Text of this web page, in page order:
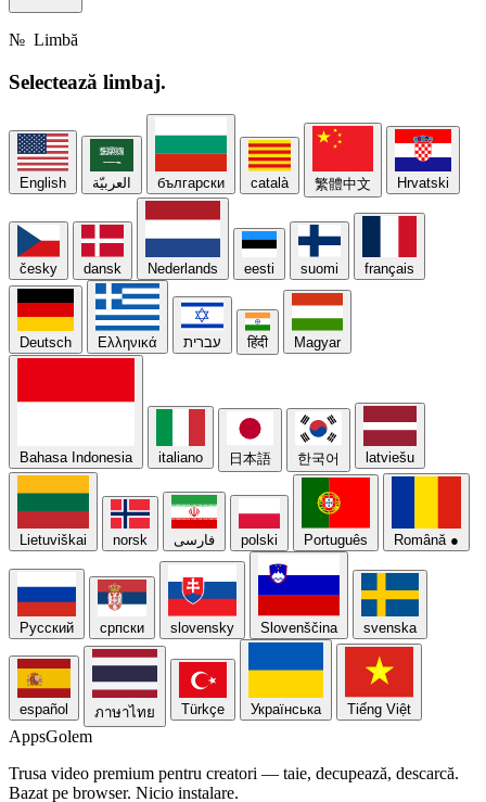
№ Limbă
Selectează limbaj.
English العربيّة български català 繁體中文 Hrvatski
česky dansk Nederlands eesti suomi français
Deutsch Ελληνικά עברית हिंदी Magyar
Bahasa Indonesia italiano 日本語 한국어 latviešu
Lietuviškai norsk فارسی polski Português Română ●
Русский српски slovensky Slovenščina svenska
español ภาษาไทย Türkçe Українська Tiếng Việt
AppsGolem
Trusa video premium pentru creatori — taie, decupează, descarcă.
Bazat pe browser. Nicio instalare.